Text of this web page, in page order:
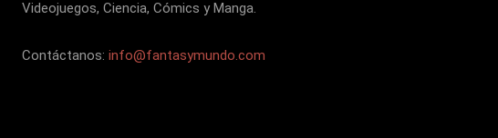
Videojuegos, Ciencia, Cómics y Manga.
Contáctanos: info@fantasymundo.com